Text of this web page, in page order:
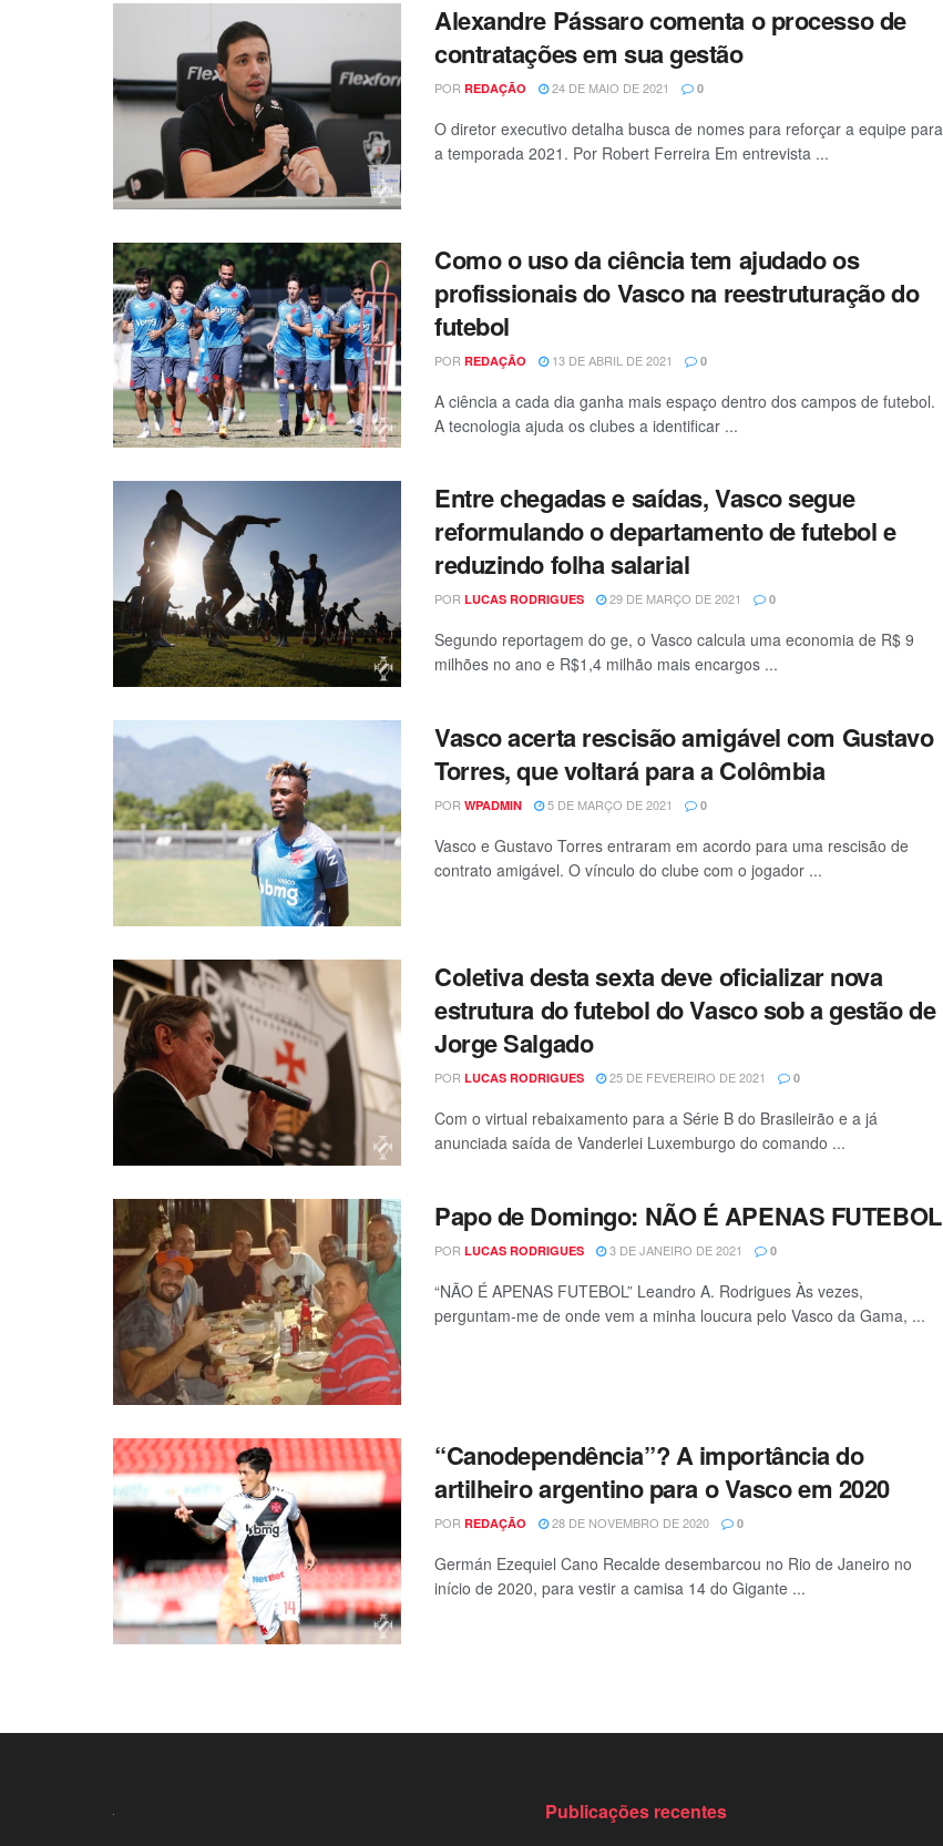
Alexandre Pássaro comenta o processo de
contratações em sua gestão
POR REDAÇÃO 24 DE MAIO DE 2021 0
O diretor executivo detalha busca de nomes para reforçar a equipe para
a temporada 2021. Por Robert Ferreira Em entrevista ...
Como o uso da ciência tem ajudado os
profissionais do Vasco na reestruturação do
futebol
POR REDAÇÃO 13 DE ABRIL DE 2021 0
A ciência a cada dia ganha mais espaço dentro dos campos de futebol.
A tecnologia ajuda os clubes a identificar ...
Entre chegadas e saídas, Vasco segue
reformulando o departamento de futebol e
reduzindo folha salarial
POR LUCAS RODRIGUES 29 DE MARÇO DE 2021 0
Segundo reportagem do ge, o Vasco calcula uma economia de R$ 9
milhões no ano e R$1,4 milhão mais encargos ...
Vasco acerta rescisão amigável com Gustavo
Torres, que voltará para a Colômbia
POR WPADMIN 5 DE MARÇO DE 2021 0
Vasco e Gustavo Torres entraram em acordo para uma rescisão de
contrato amigável. O vínculo do clube com o jogador ...
Coletiva desta sexta deve oficializar nova
estrutura do futebol do Vasco sob a gestão de
Jorge Salgado
POR LUCAS RODRIGUES 25 DE FEVEREIRO DE 2021 0
Com o virtual rebaixamento para a Série B do Brasileirão e a já
anunciada saída de Vanderlei Luxemburgo do comando ...
Papo de Domingo: NÃO É APENAS FUTEBOL
POR LUCAS RODRIGUES 3 DE JANEIRO DE 2021 0
“NÃO É APENAS FUTEBOL” Leandro A. Rodrigues Às vezes,
perguntam-me de onde vem a minha loucura pelo Vasco da Gama, ...
“Canodependência”? A importância do
artilheiro argentino para o Vasco em 2020
POR REDAÇÃO 28 DE NOVEMBRO DE 2020 0
Germán Ezequiel Cano Recalde desembarcou no Rio de Janeiro no
início de 2020, para vestir a camisa 14 do Gigante ...
Publicações recentes